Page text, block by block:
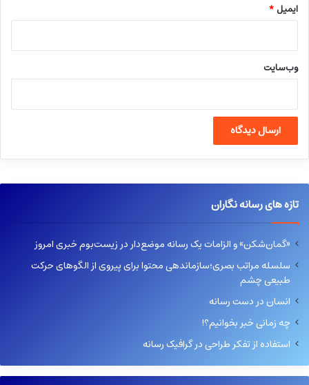
ایمیل*
وب‌سایت
تازه های رسانه نگاران
«گمان‌شکن» و الزامات یک رسانه موضع‌دار در زیست‌بوم خبری امروز
سلسله مراتب بصری؛سازماندهی محتوا برای پیروی از الگوهای حرکت
طبیعی چشم
انسان در دست رسانه
چه زمانی خبر بخوانیم؟!
استفاده از تفکر طراحی در گرافیک رسانه